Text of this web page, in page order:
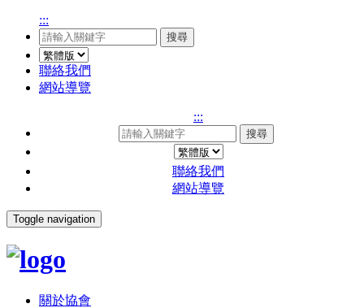
:::
搜尋
聯絡我們
網站導覽
:::
搜尋
聯絡我們
網站導覽
Toggle navigation
關於協會